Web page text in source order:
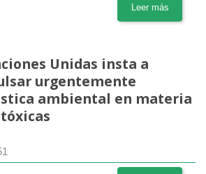
Leer más
Unidas insta a
urgentemente
ambiental en materia